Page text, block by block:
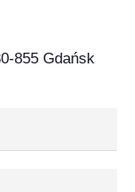
855 Gdańsk